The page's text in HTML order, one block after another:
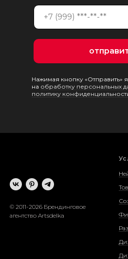
Нажимая кнопку «Отправить»
на обработку персональных
политику
© 2011-2026 Брендинговое
агентство Artsdelka